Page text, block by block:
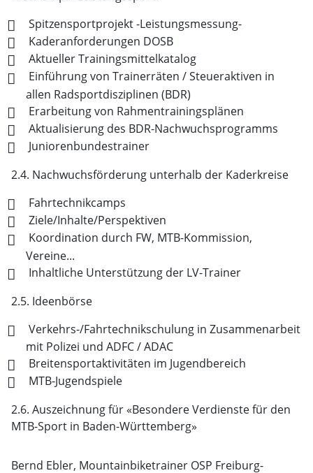
Spitzensportprojekt -Leistungsmessung-
Kaderanforderungen DOSB
Aktueller Trainingsmittelkatalog
Einführung von Trainerräten / Steueraktiven in
allen Radsportdisziplinen (BDR)
Erarbeitung von Rahmentrainingsplänen
Aktualisierung des BDR-Nachwuchsprogramms
Juniorenbundestrainer
2.4. Nachwuchsförderung unterhalb der Kaderkreise
Fahrtechnikcamps
Ziele/Inhalte/Perspektiven
Koordination durch FW, MTB-Kommission,
Vereine...
Inhaltliche Unterstützung der LV-Trainer
2.5. Ideenbörse
Verkehrs-/Fahrtechnikschulung in Zusammenarbeit
mit Polizei und ADFC / ADAC
Breitensportaktivitäten im Jugendbereich
MTB-Jugendspiele
2.6. Auszeichnung für «Besondere Verdienste für den
MTB-Sport in Baden-Württemberg»
Bernd Ebler, Mountainbiketrainer OSP Freiburg-